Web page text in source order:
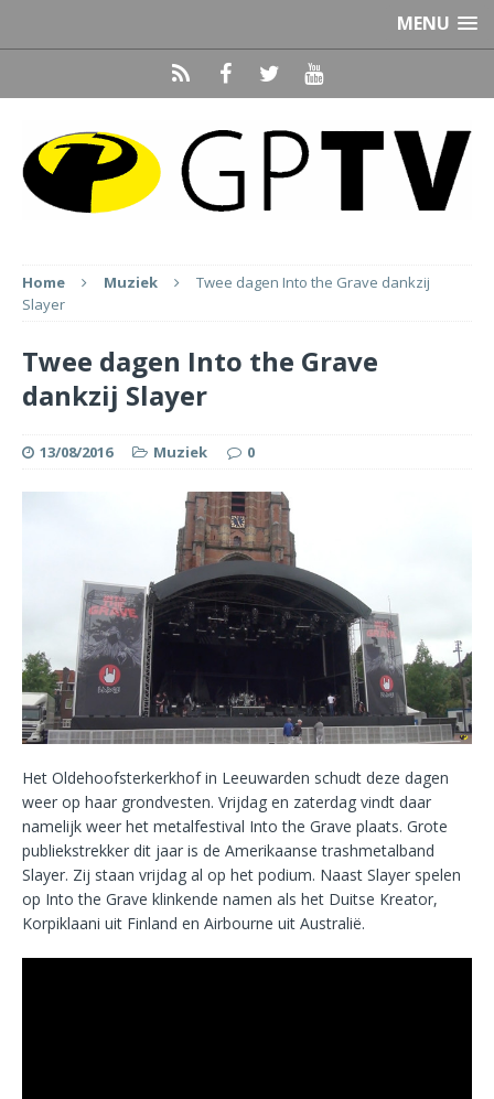
MENU
Home Muziek
Twee dagen Into the Grave dankzij
Slayer
Twee dagen Into the Grave
dankzij Slayer
13/08/2016 Muziek 0
Het Oldehoofsterkerkhof in Leeuwarden schudt deze dagen
weer op haar grondvesten. Vrijdag en zaterdag vindt daar
namelijk weer het metalfestival Into the Grave plaats. Grote
publiekstrekker dit jaar is de Amerikaanse trashmetalband
Slayer. Zij staan vrijdag al op het podium. Naast Slayer spelen
op Into the Grave klinkende namen als het Duitse Kreator,
Korpiklaani uit Finland en Airbourne uit Australië.